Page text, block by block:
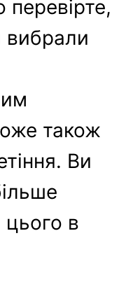
перевірте,
вибрали
також
Ви
цього в